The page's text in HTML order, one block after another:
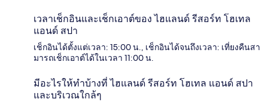
เวลาเช็กอินและเช็กเอาต์ของ ไฮแลนด์ รีสอร์ท โฮเทล
แอนด์ สปา
เช็กอินได้ตั้งแต่เวลา: 15:00 น., เช็กอินได้จนถึงเวลา: เที่ยงคืนสา
มารถเช็กเอาต์ได้ในเวลา 11:00 น.
มีอะไรให้ทำบ้างที่ ไฮแลนด์ รีสอร์ท โฮเทล แอนด์ สปา
และบริเวณใกล้ๆ